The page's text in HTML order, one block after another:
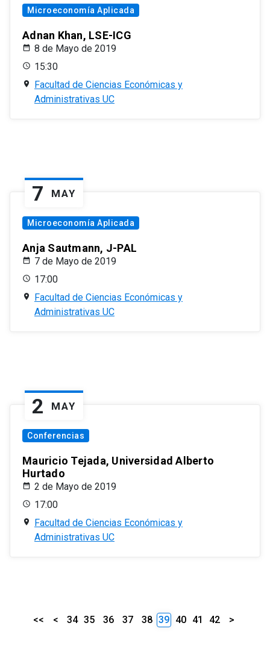
Microeconomía Aplicada
Adnan Khan, LSE-ICG
8 de Mayo de 2019
15:30
Facultad de Ciencias Económicas y
Administrativas UC
7 MAY
Microeconomía Aplicada
Anja Sautmann, J-PAL
7 de Mayo de 2019
17:00
Facultad de Ciencias Económicas y
Administrativas UC
2 MAY
Conferencias
Mauricio Tejada, Universidad Alberto
Hurtado
2 de Mayo de 2019
17:00
Facultad de Ciencias Económicas y
Administrativas UC
<< < 34 35 36 37 38 39 40 41 42 >